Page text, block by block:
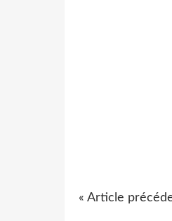
« Article